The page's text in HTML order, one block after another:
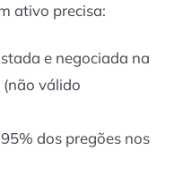
ativo precisa:
e negociada na
válido
dos pregões nos